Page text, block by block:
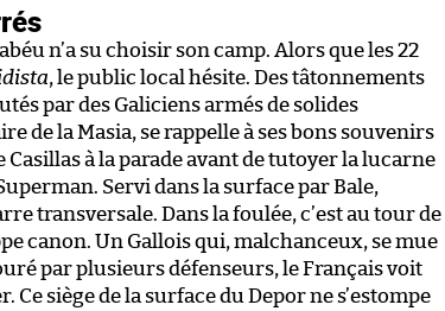
n’a su choisir son camp. Alors que les 22
, le public local hésite. Des tâtonnements
par des Galiciens armés de solides
de la Masia, se rappelle à ses bons souvenirs
à la parade avant de tutoyer la lucarne
Servi dans la surface par Bale,
transversale. Dans la foulée, c’est au tour de
canon. Un Gallois qui, malchanceux, se mue
par plusieurs défenseurs, le Français voit
siège de la surface du Depor ne s’estompe